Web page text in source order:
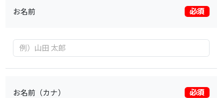
お名前 必須
お名前（カナ） 必須